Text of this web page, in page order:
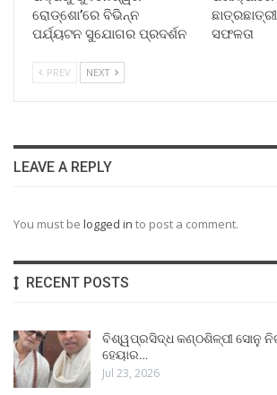
ରୋଡ୍‌ଶୋ’ରେ ବିଭିନ୍ନ
ପର୍ଯ୍ୟଟନ ସୁଯୋଗର ପ୍ରଦର୍ଶନ
ସଫଳତା
PREV NEXT
LEAVE A REPLY
You must be logged in to post a comment.
RECENT POSTS
ବିଶ୍ୱପ୍ରସିଦ୍ଧ କଣ୍ଠଶିଳ୍ପୀ ସୋନୁ
ହେୟାର…
Jul 23, 2026